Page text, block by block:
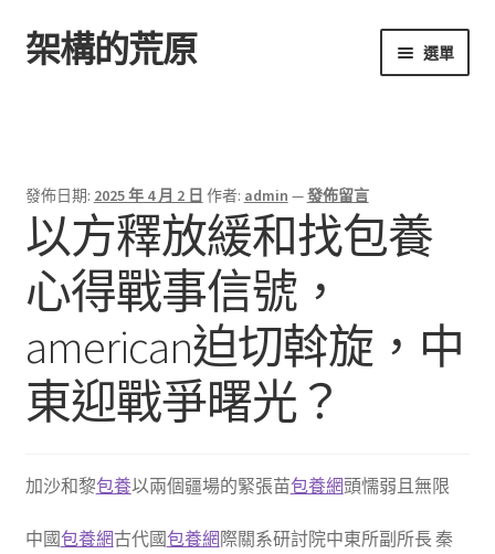
跳
至
跳
至
架構的荒原 選單
發佈日期: 2025 年 4 月 2 日 作者: admin —發佈留言
以方釋放緩和找包養
心得戰事信號，
american迫切斡旋，中
東迎戰爭曙光？
加沙和黎包養以兩個疆場的緊張苗包養網頭懦弱且無限
中國包養網古代國包養網 際關系研討院中東所副所長 秦